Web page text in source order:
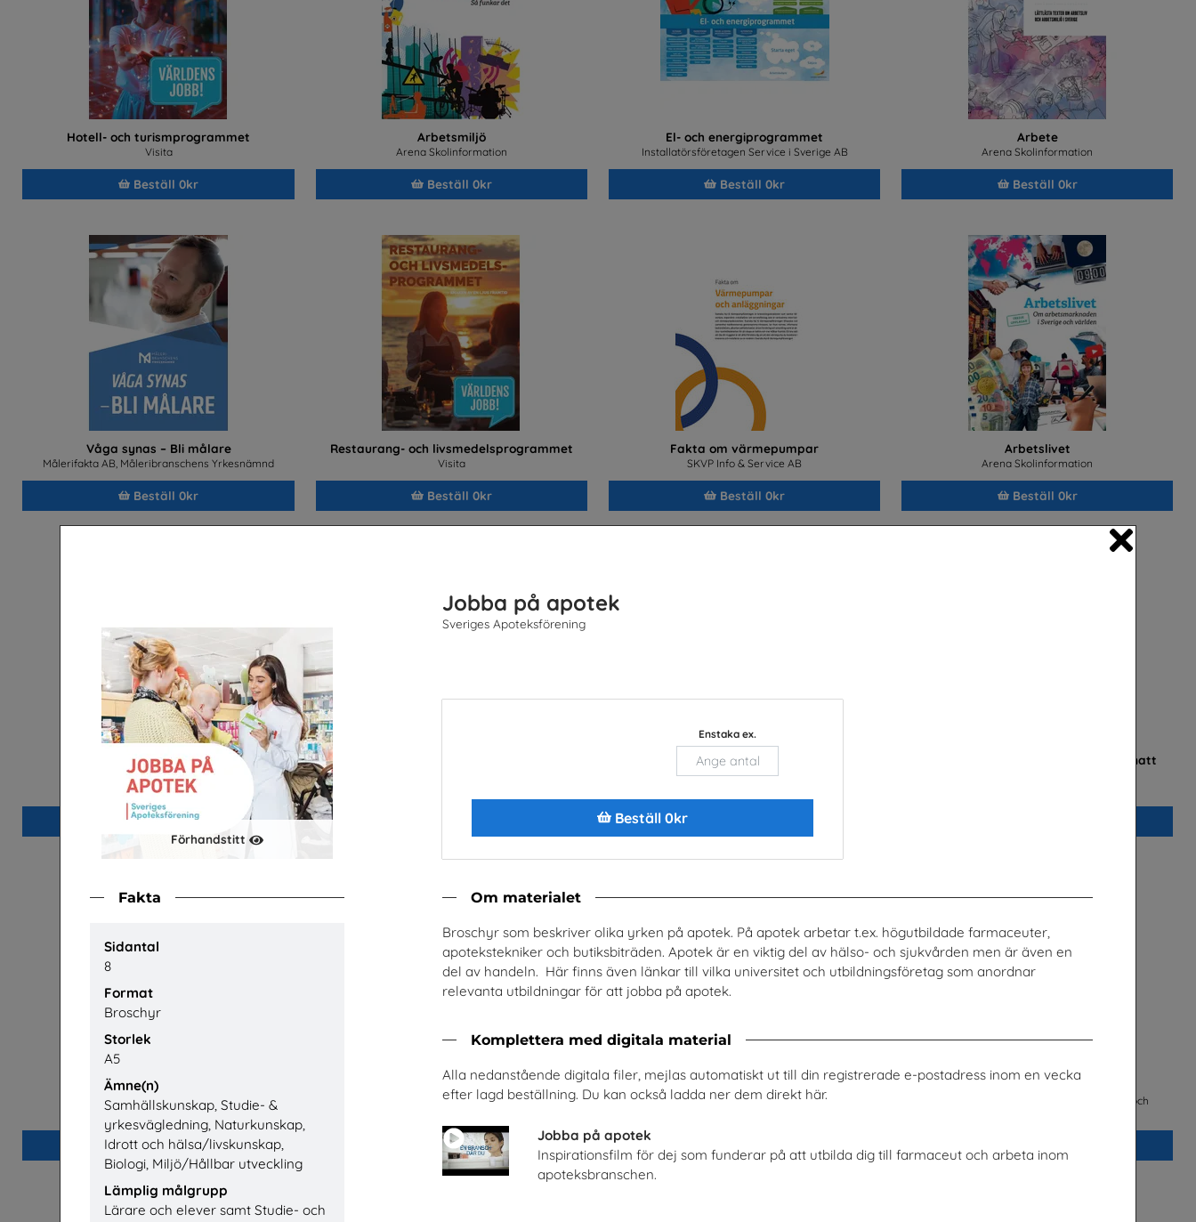
Förhandstitt
Jobba på apotek
Sveriges Apoteksförening
Enstaka ex.
Beställ 0kr
Fakta
Sidantal
8
Format
Broschyr
Storlek
A5
Ämne(n)
Samhällskunskap, Studie- &
yrkesvägledning, Naturkunskap,
Idrott och hälsa/livskunskap,
Biologi, Miljö/Hållbar utveckling
Lämplig målgrupp
Lärare och elever samt Studie- och
Om materialet
Broschyr som beskriver olika yrken på apotek. På apotek arbetar t.ex. högutbildade farmaceuter,
apotekstekniker och butiksbiträden. Apotek är en viktig del av hälso- och sjukvården men är även en
del av handeln. Här finns även länkar till vilka universitet och utbildningsföretag som anordnar
relevanta utbildningar för att jobba på apotek.
Komplettera med digitala material
Alla nedanstående digitala filer, mejlas automatiskt ut till din registrerade e-postadress inom en vecka
efter lagd beställning. Du kan också ladda ner dem direkt här.
Jobba på apotek
Inspirationsfilm för dej som funderar på att utbilda dig till farmaceut och arbeta inom
apoteksbranschen.
Hotell- och turismprogrammet
Visita
Beställ 0kr
Arbetsmiljö
Arena Skolinformation
Beställ 0kr
El- och energiprogrammet
Installatörsföretagen Service i Sverige AB
Beställ 0kr
Arbete
Arena Skolinformation
Beställ 0kr
Våga synas – Bli målare
Målerifakta AB, Måleribranschens Yrkesnämnd
Beställ 0kr
Restaurang- och livsmedelsprogrammet
Visita
Beställ 0kr
Fakta om värmepumpar
SKVP Info & Service AB
Beställ 0kr
Arbetslivet
Arena Skolinformation
Beställ 0kr
Bli golvläggare
GBR Service AB
Beställ 0kr
Transportyrken - Information på sju språk
Bli kyl- och värmepumpstekniker och jobba
med framtidens teknik
När jobbet är ett äventyr dag som natt
Praktisera i energibranschen
Energiföretagen Sverige
Beställ 0kr
Yrkessvenska fiber och stadsnät
Sobona
Beställ 0kr
Jobba i energibranschen
Energiföretagen Sverige
FRAMTIDEN är i dina händer
Trä- och Möbelföretagen (TMF), bransch- och